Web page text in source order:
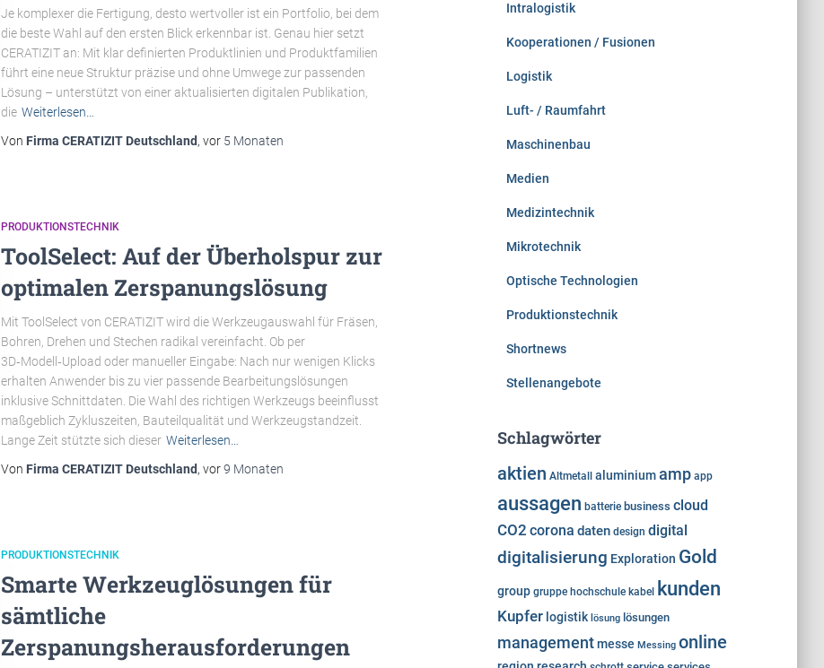
Je komplexer die Fertigung, desto wertvoller ist ein Portfolio, bei dem
die beste Wahl auf den ersten Blick erkennbar ist. Genau hier setzt
CERATIZIT an: Mit klar definierten Produktlinien und Produktfamilien
führt eine neue Struktur präzise und ohne Umwege zur passenden
Lösung – unterstützt von einer aktualisierten digitalen Publikation,
die Weiterlesen…
Von Firma CERATIZIT Deutschland, vor 5 Monaten
PRODUKTIONSTECHNIK
ToolSelect: Auf der Überholspur zur
optimalen Zerspanungslösung
Mit ToolSelect von CERATIZIT wird die Werkzeugauswahl für Fräsen,
Bohren, Drehen und Stechen radikal vereinfacht. Ob per
3D‑Modell‑Upload oder manueller Eingabe: Nach nur wenigen Klicks
erhalten Anwender bis zu vier passende Bearbeitungslösungen
inklusive Schnittdaten. Die Wahl des richtigen Werkzeugs beeinflusst
maßgeblich Zykluszeiten, Bauteilqualität und Werkzeugstandzeit.
Lange Zeit stützte sich dieser Weiterlesen…
Von Firma CERATIZIT Deutschland, vor9 Monaten
PRODUKTIONSTECHNIK
Smarte Werkzeuglösungen für
sämtliche
Zerspanungsherausforderungen
Intralogistik
Kooperationen / Fusionen
Logistik
Luft- / Raumfahrt
Maschinenbau
Medien
Medizintechnik
Mikrotechnik
Optische Technologien
Produktionstechnik
Shortnews
Stellenangebote
Schlagwörter
aktien Altmetall aluminium amp app
aussagen batterie business cloud
CO2 corona daten design digital
digitalisierung Exploration Gold
group gruppe hochschule kabel kunden
Kupfer logistik lösung lösungen
management messe Messing online